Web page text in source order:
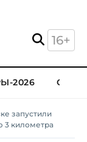
16+
2026
запустили
3 километра